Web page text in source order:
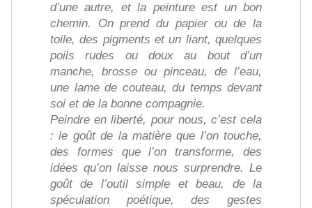
d’une autre, et la peinture est un bon
chemin. On prend du papier ou de la
toile, des pigments et un liant, quelques
poils rudes ou doux au bout d’un
manche, brosse ou pinceau, de l’eau,
une lame de couteau, du temps devant
soi et de la bonne compagnie.
Peindre en liberté, pour nous, c’est cela
: le goût de la matière que l’on touche,
des formes que l’on transforme, des
idées qu’on laisse nous surprendre. Le
goût de l’outil simple et beau, de la
spéculation poétique, des gestes